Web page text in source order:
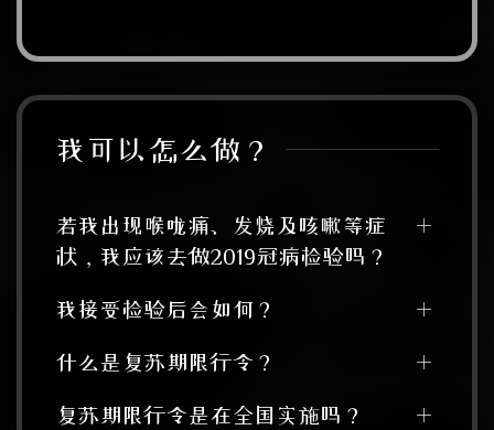
我可以怎么做？
若我出现喉咙痛、发烧及咳嗽等症
状，我应该去做2019冠病检验吗？
我接受检验后会如何？
什么是复苏期限行令？
复苏期限行令是在全国实施吗？